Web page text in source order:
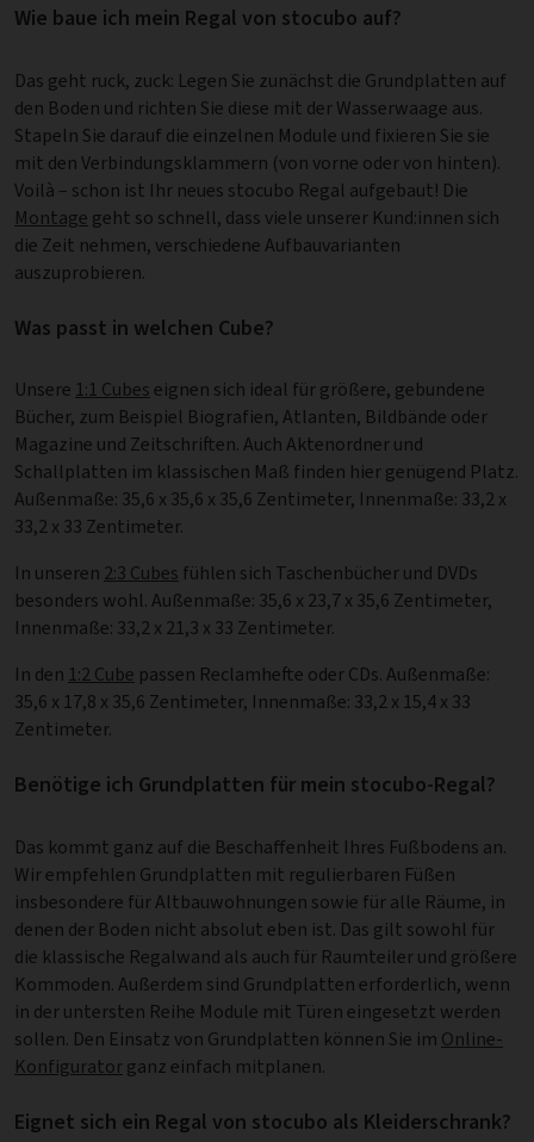
Wie baue ich mein Regal von stocubo auf?
Das geht ruck, zuck: Legen Sie zunächst die Grundplatten auf
den Boden und richten Sie diese mit der Wasserwaage aus.
Stapeln Sie darauf die einzelnen Module und fixieren Sie sie
mit den Verbindungsklammern (von vorne oder von hinten).
Voilà – schon ist Ihr neues stocubo Regal aufgebaut! Die
Montage geht so schnell, dass viele unserer Kund:innen sich
die Zeit nehmen, verschiedene Aufbauvarianten
auszuprobieren.
Was passt in welchen Cube?
Unsere 1:1 Cubeseignen sich ideal für größere, gebundene
Bücher, zum Beispiel Biografien, Atlanten, Bildbände oder
Magazine und Zeitschriften. Auch Aktenordner und
Schallplatten im klassischen Maß finden hier genügend Platz.
Außenmaße: 35,6 x 35,6 x 35,6 Zentimeter, Innenmaße: 33,2 x
33,2 x 33 Zentimeter.
In unseren 2:3 Cubes fühlen sich Taschenbücher und DVDs
besonders wohl. Außenmaße: 35,6 x 23,7 x 35,6 Zentimeter,
Innenmaße: 33,2 x 21,3 x 33 Zentimeter.
In den 1:2 Cube passen Reclamhefte oder CDs. Außenmaße:
35,6 x 17,8 x 35,6 Zentimeter, Innenmaße: 33,2 x 15,4 x 33
Zentimeter.
Benötige ich Grundplatten für mein stocubo-Regal?
Das kommt ganz auf die Beschaffenheit Ihres Fußbodens an.
Wir empfehlen Grundplatten mit regulierbaren Füßen
insbesondere für Altbauwohnungen sowie für alle Räume, in
denen der Boden nicht absolut eben ist. Das gilt sowohl für
die klassische Regalwand als auch für Raumteiler und größere
Kommoden. Außerdem sind Grundplatten erforderlich, wenn
in der untersten Reihe Module mit Türen eingesetzt werden
sollen. Den Einsatz von Grundplatten können Sie im Online-
Konfiguratorganz einfach mitplanen.
Eignet sich ein Regal von stocubo als Kleiderschrank?